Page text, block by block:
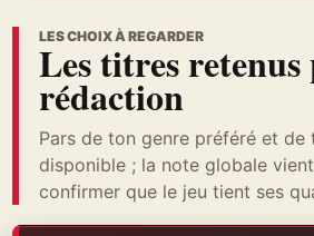
LES CHOIX À REGARDER
Les titres
rédaction
Pars de ton genre préféré et de
disponible ; la note globale
confirmer que le jeu tient ses